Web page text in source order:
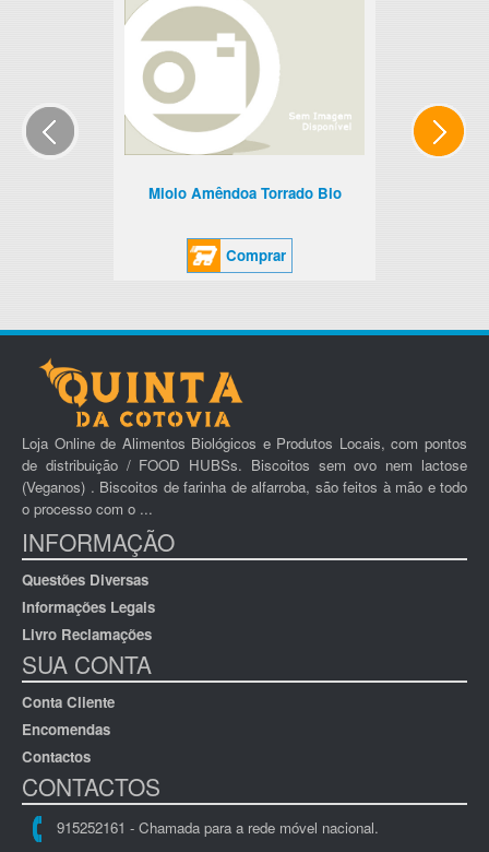
Miolo Amêndoa Torrado Bio
Comprar
Loja Online de Alimentos Biológicos e Produtos Locais, com pontos
de distribuição / FOOD HUBSs. Biscoitos sem ovo nem lactose
(Veganos) . Biscoitos de farinha de alfarroba, são feitos à mão e todo
o processo com o ...
INFORMAÇÃO
Questões Diversas
Informações Legais
Livro Reclamações
SUA CONTA
Conta Cliente
Encomendas
Contactos
CONTACTOS
915252161 - Chamada para a rede móvel nacional.